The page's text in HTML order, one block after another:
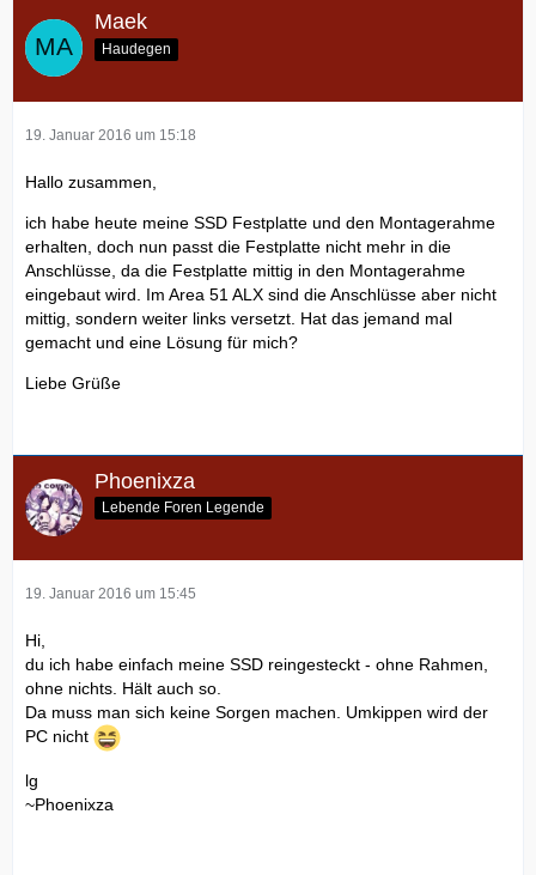
Maek
Haudegen
19. Januar 2016 um 15:18
Hallo zusammen,
ich habe heute meine SSD Festplatte und den Montagerahme
erhalten, doch nun passt die Festplatte nicht mehr in die
Anschlüsse, da die Festplatte mittig in den Montagerahme
eingebaut wird. Im Area 51 ALX sind die Anschlüsse aber nicht
mittig, sondern weiter links versetzt. Hat das jemand mal
gemacht und eine Lösung für mich?
Liebe Grüße
Phoenixza
Lebende Foren Legende
19. Januar 2016 um 15:45
Hi,
du ich habe einfach meine SSD reingesteckt - ohne Rahmen,
ohne nichts. Hält auch so.
Da muss man sich keine Sorgen machen. Umkippen wird der
PC nicht
lg
~Phoenixza